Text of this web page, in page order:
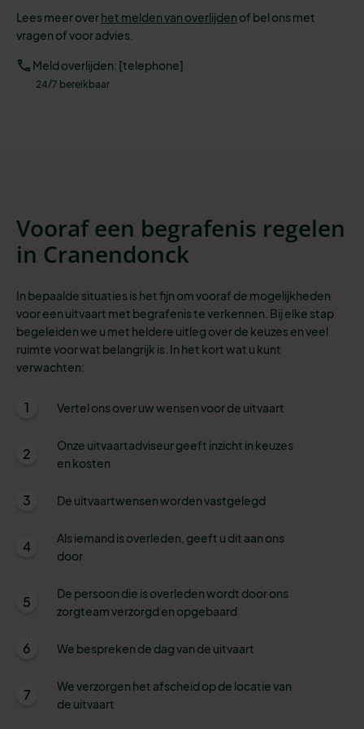
Lees meer overhet melden van overlijden of bel ons met
vragen of voor advies.
Meld overlijden: [telephone]
24/7 bereikbaar
Vooraf een begrafenis regelen
in Cranendonck
In bepaalde situaties is het fijn om vooraf de mogelijkheden
voor een uitvaart met begrafenis te verkennen. Bij elke stap
begeleiden we u met heldere uitleg over de keuzes en veel
ruimte voor wat belangrijk is. In het kort wat u kunt
verwachten:
1 Vertel ons over uw wensen voor de uitvaart
2
Onze uitvaartadviseur geeft inzicht in keuzes
en kosten
3 De uitvaartwensen worden vastgelegd
4
Als iemand is overleden, geeft u dit aan ons
door
5
De persoon die is overleden wordt door ons
zorgteam verzorgd en opgebaard
6 We bespreken de dag van de uitvaart
7
We verzorgen het afscheid op de locatie van
de uitvaart